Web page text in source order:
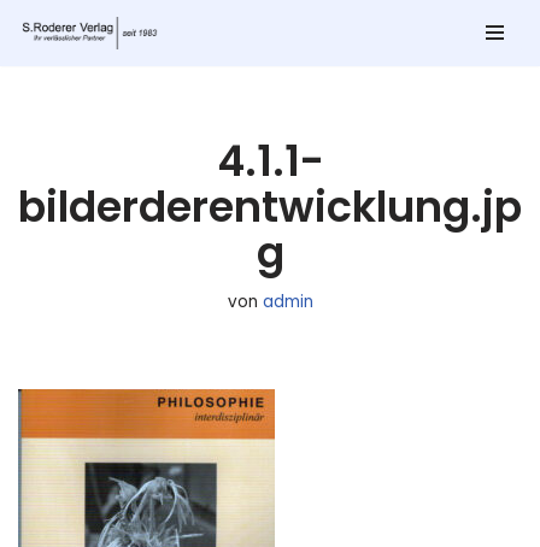
4.1.1-
bilderderentwicklung.jp
g
von admin